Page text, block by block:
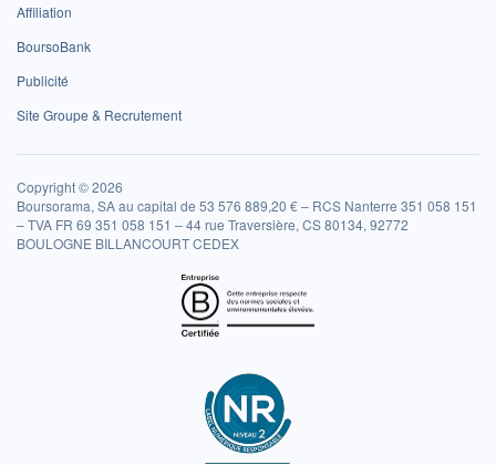
Affiliation
BoursoBank
Publicité
Site Groupe & Recrutement
Copyright © 2026
Boursorama, SA au capital de 53 576 889,20 € – RCS Nanterre 351 058 151
– TVA FR 69 351 058 151 – 44 rue Traversière, CS 80134, 92772
BOULOGNE BILLANCOURT CEDEX